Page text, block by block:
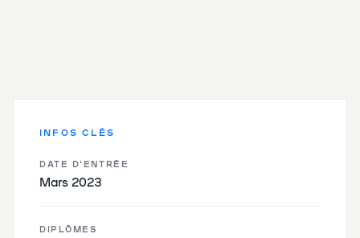
INFOS CLÉS
DATE D'ENTRÉE
Mars 2023
DIPLÔMES